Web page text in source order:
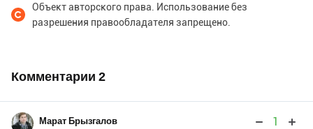
Объект авторского права. Использование без
разрешения правообладателя запрещено.
Комментарии 2
Марат Брызгалов 1